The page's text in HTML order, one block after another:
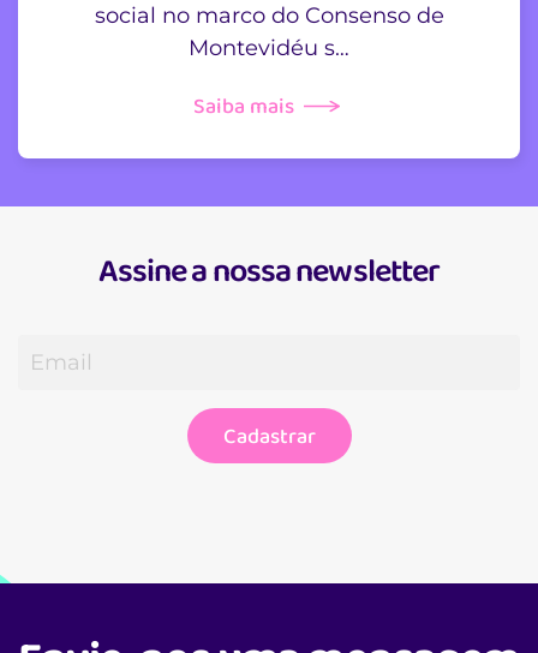
social no marco do Consenso de
Montevidéu s…
Saiba mais
Assine a nossa newsletter
Cadastrar